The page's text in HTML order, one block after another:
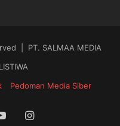
| PT. SALMAA MEDIA
Pedoman Media Siber
YouTubeInstagram